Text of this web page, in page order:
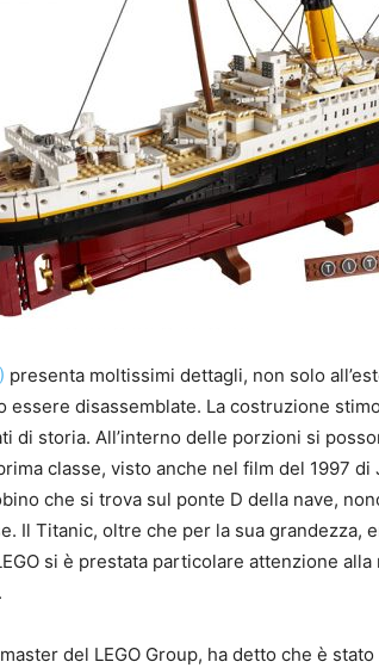
presenta moltissimi dettagli, non solo
essere disassemblate. La costruzione
di storia. All’interno delle porzioni si
classe, visto anche nel film del 1997 di
che si trova sul ponte D della nave,
Il Titanic, oltre che per la sua grandezza,
si è prestata particolare attenzione
del LEGO Group, ha detto che è